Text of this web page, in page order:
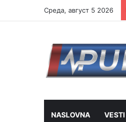
Cреда, август 5 2026
NASLOVNA VESTI